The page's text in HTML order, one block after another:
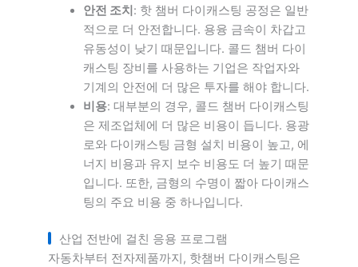
안전 조치 : 핫 챔버 다이캐스팅 공정은 일반
적으로 더 안전합니다. 용융 금속이 차갑고
유동성이 낮기 때문입니다. 콜드 챔버 다이
캐스팅 장비를 사용하는 기업은 작업자와
기계의 안전에 더 많은 투자를 해야 합니다.
비용: 대부분의 경우, 콜드 챔버 다이캐스팅
은 제조업체에 더 많은 비용이 듭니다. 용광
로와 다이캐스팅 금형 설치 비용이 높고, 에
너지 비용과 유지 보수 비용도 더 높기 때문
입니다. 또한, 금형의 수명이 짧아 다이캐스
팅의 주요 비용 중 하나입니다.
산업 전반에 걸친 응용 프로그램
자동차부터 전자제품까지, 핫챔버 다이캐스팅은